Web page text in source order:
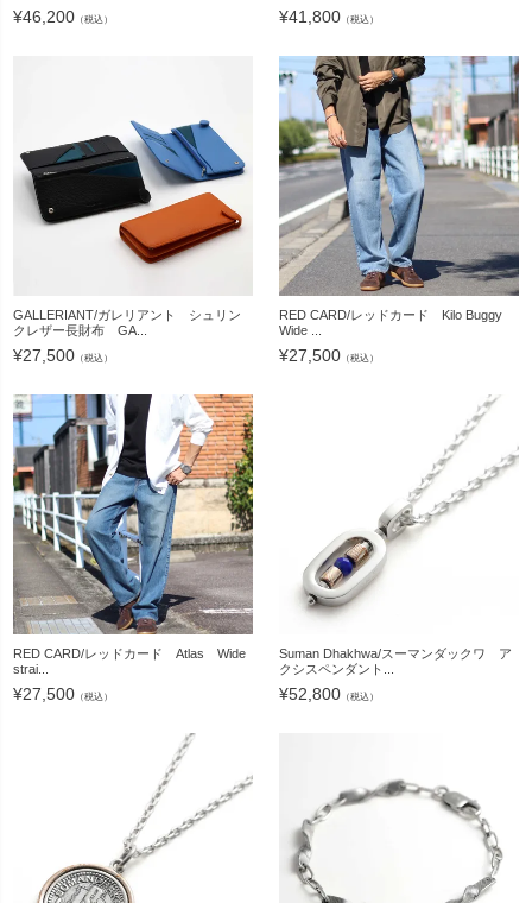
¥46,200 （税込） ¥41,800 （税込）
GALLERIANT/ガレリアント シュリン
クレザー長財布 GA...
¥27,500 （税込）
RED CARD/レッドカード Kilo Buggy
Wide ...
¥27,500 （税込）
RED CARD/レッドカード Atlas Wide
strai...
¥27,500 （税込）
Suman Dhakhwa/スーマンダックワ ア
クシスペンダント...
¥52,800 （税込）